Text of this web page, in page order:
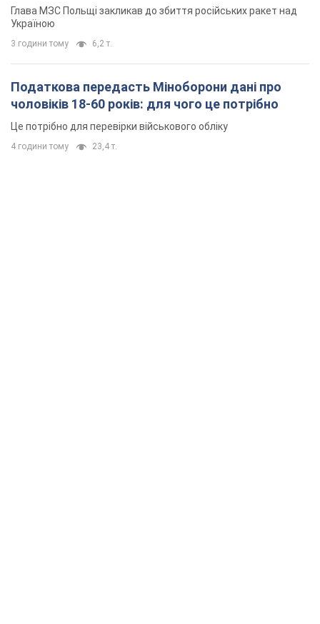
Глава МЗС Польщі закликав до збиття російських ракет над
Україною
3 години тому 6,2 т.
Податкова передасть Міноборони дані про
чоловіків 18-60 років: для чого це потрібно
Це потрібно для перевірки військового обліку
4 години тому 23,4 т.